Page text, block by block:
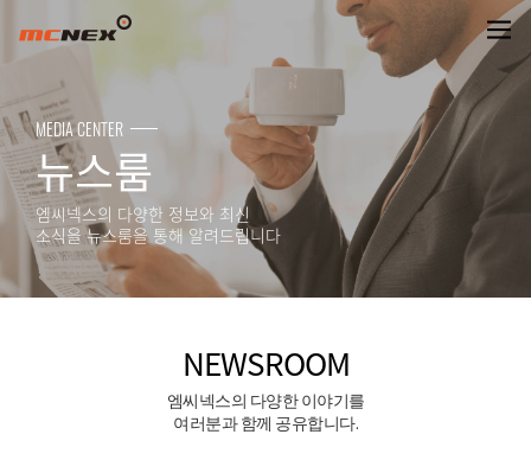
NEWSROOM
MEDIA CENTER
뉴스룸
엠씨넥스의 다양한 정보와 최신
소식을 뉴스룸을 통해 알려드립니다
NEWSROOM
엠씨넥스의 다양한 이야기를
여러분과 함께 공유합니다.